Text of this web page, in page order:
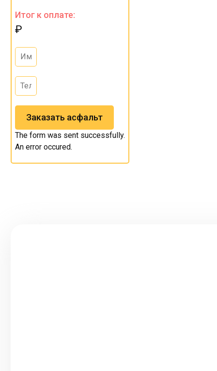
Итог к оплате:
₽
Заказать асфальт
The form was sent successfully.
An error occured.